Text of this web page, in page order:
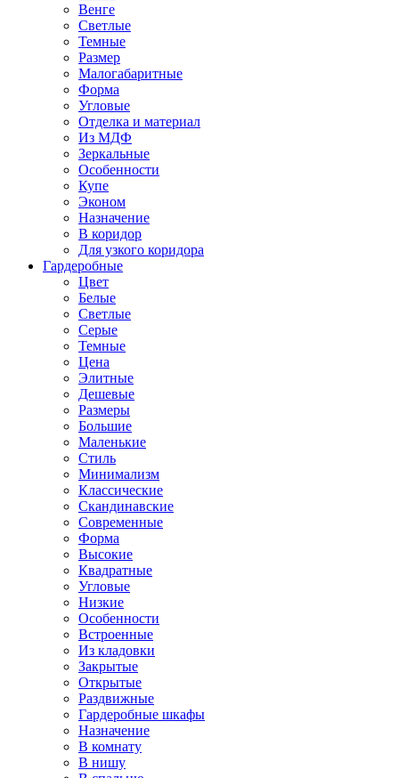
Венге
Светлые
Темные
Размер
Малогабаритные
Форма
Угловые
Отделка и материал
Из МДФ
Зеркальные
Особенности
Купе
Эконом
Назначение
В коридор
Для узкого коридора
Гардеробные
Цвет
Белые
Светлые
Серые
Темные
Цена
Элитные
Дешевые
Размеры
Большие
Маленькие
Стиль
Минимализм
Классические
Скандинавские
Современные
Форма
Высокие
Квадратные
Угловые
Низкие
Особенности
Встроенные
Из кладовки
Закрытые
Открытые
Раздвижные
Гардеробные шкафы
Назначение
В комнату
В нишу